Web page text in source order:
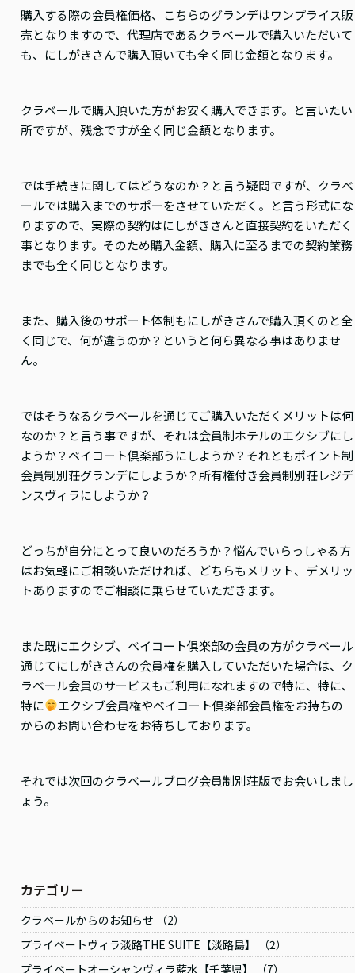
購入する際の会員権価格、こちらのグランデはワンプライス販
売となりますので、代理店であるクラベールで購入いただいて
も、にしがきさんで購入頂いても全く同じ金額となります。
クラベールで購入頂いた方がお安く購入できます。と言いたい
所ですが、残念ですが全く同じ金額となります。
では手続きに関してはどうなのか？と言う疑問ですが、クラベ
ールでは購入までのサポーをさせていただく。と言う形式にな
りますので、実際の契約はにしがきさんと直接契約をいただく
事となります。そのため購入金額、購入に至るまでの契約業務
までも全く同じとなります。
また、購入後のサポート体制もにしがきさんで購入頂くのと全
く同じで、何が違うのか？というと何ら異なる事はありませ
ん。
ではそうなるクラベールを通じてご購入いただくメリットは何
なのか？と言う事ですが、それは会員制ホテルのエクシブにし
ようか？ベイコート倶楽部うにしようか？それともポイント制
会員制別荘グランデにしようか？所有権付き会員制別荘レジデ
ンスヴィラにしようか？
どっちが自分にとって良いのだろうか？悩んでいらっしゃる方
はお気軽にご相談いただければ、どちらもメリット、デメリッ
トありますのでご相談に乗らせていただきます。
また既にエクシブ、ベイコート倶楽部の会員の方がクラベール
通じてにしがきさんの会員権を購入していただいた場合は、ク
ラベール会員のサービスもご利用になれますので特に、特に、
特に
エクシブ会員権やベイコート倶楽部会員権をお持ちの
からのお問い合わせをお待ちしております。
それでは次回のクラベールブログ会員制別荘版でお会いしまし
ょう。
カテゴリー
クラベールからのお知らせ （2）
プライベートヴィラ淡路THE SUITE【淡路島】 （2）
プライベートオーシャンヴィラ藍水【千葉県】 （7）